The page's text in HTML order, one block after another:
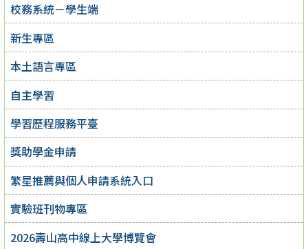
校務系統－學生端
新生專區
本土語言專區
自主學習
學習歷程服務平臺
獎助學金申請
繁星推薦與個人申請系統入口
實驗班刊物專區
2026壽山高中線上大學博覽會